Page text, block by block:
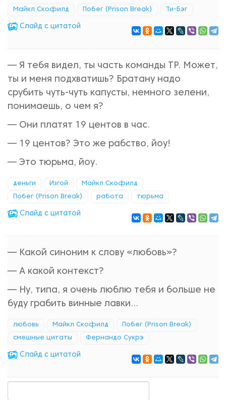
Майкл Скофилд Побег (Prison Break) Ти-Бэг
Cлайд с цитатой
— Я тебя видел, ты часть команды ТР. Может,
ты и меня подхватишь? Братану надо
срубить чуть-чуть капусты, немного зелени,
понимаешь, о чем я?
— Они платят 19 центов в час.
— 19 центов? Это же рабство, йоу!
— Это тюрьма, йоу.
деньги Изгой Майкл Скофилд
Побег (Prison Break) работа тюрьма
Cлайд с цитатой
— Какой синоним к слову «любовь»?
— А какой контекст?
— Ну, типа, я очень люблю тебя и больше не
буду грабить винные лавки...
любовь Майкл Скофилд Побег (Prison Break)
смешные цитаты Фернандо Сукрэ
Cлайд с цитатой